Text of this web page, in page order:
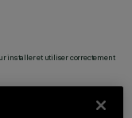
installer et utiliser correctement